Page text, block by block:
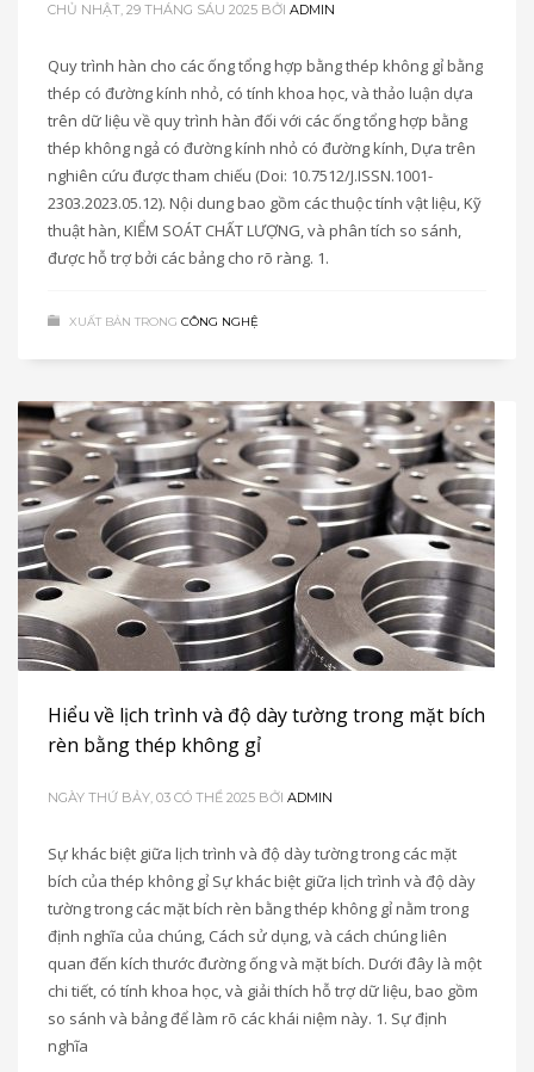
CHỦ NHẬT, 29 THÁNG SÁU 2025 BỞI ADMIN
Quy trình hàn cho các ống tổng hợp bằng thép không gỉ bằng
thép có đường kính nhỏ, có tính khoa học, và thảo luận dựa
trên dữ liệu về quy trình hàn đối với các ống tổng hợp bằng
thép không ngả có đường kính nhỏ có đường kính, Dựa trên
nghiên cứu được tham chiếu (Doi: 10.7512/J.ISSN.1001-
2303.2023.05.12). Nội dung bao gồm các thuộc tính vật liệu, Kỹ
thuật hàn, KIỂM SOÁT CHẤT LƯỢNG, và phân tích so sánh,
được hỗ trợ bởi các bảng cho rõ ràng. 1.
XUẤT BẢN TRONG CÔNG NGHỆ
Hiểu về lịch trình và độ dày tường trong mặt bích
rèn bằng thép không gỉ
NGÀY THỨ BẢY, 03 CÓ THỂ 2025 BỞI ADMIN
Sự khác biệt giữa lịch trình và độ dày tường trong các mặt
bích của thép không gỉ Sự khác biệt giữa lịch trình và độ dày
tường trong các mặt bích rèn bằng thép không gỉ nằm trong
định nghĩa của chúng, Cách sử dụng, và cách chúng liên
quan đến kích thước đường ống và mặt bích. Dưới đây là một
chi tiết, có tính khoa học, và giải thích hỗ trợ dữ liệu, bao gồm
so sánh và bảng để làm rõ các khái niệm này. 1. Sự định
nghĩa